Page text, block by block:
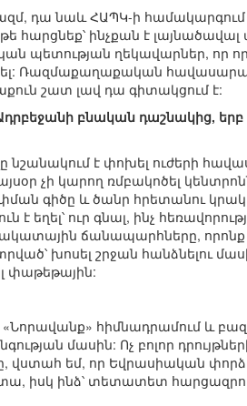
դա նաև ՀԱՊԿ-ի համակարգում
հարցնեք՝ ինչքան է
պետության ղեկավարներ, որ
Ռազմաքաղաքական
շատ լավ դա գիտակցում է:
բնական դաշնակից,
նշանակում է փոխել ուժերի
չի կարող ռմբակոծել
գիծը և ծանր հրետանու
եղել՝ ուր գնալ, ինչ
ճանապարհները,
խոսել շրջան հանձնելու
փաթեթային:
հիմնադրամում և
մասին: Ոչ բոլոր
վստահ եմ, որ Եվրասիական
իսկ ինձ՝ տետատետ